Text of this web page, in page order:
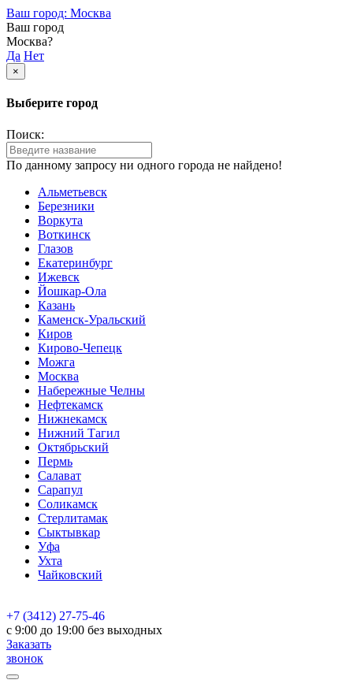
Ваш город: Москва
Ваш город
Москва?
Да Нет
×
Выберите город
Поиск:
По данному запросу ни одного города не найдено!
Альметьевск
Березники
Воркута
Воткинск
Глазов
Екатеринбург
Ижевск
Йошкар-Ола
Казань
Каменск-Уральский
Киров
Кирово-Чепецк
Можга
Москва
Набережные Челны
Нефтекамск
Нижнекамск
Нижний Тагил
Октябрьский
Пермь
Салават
Сарапул
Соликамск
Стерлитамак
Сыктывкар
Уфа
Ухта
Чайковский
+7 (3412) 27-75-46
c 9:00 до 19:00 без выходных
Заказать
звонок